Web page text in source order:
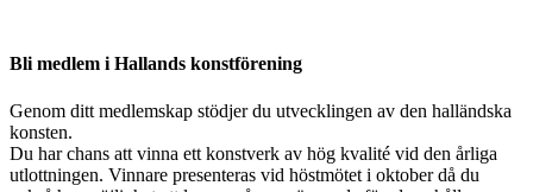
Bli medlem i Hallands konstförening
Genom ditt medlemskap stödjer du utvecklingen av den halländska
konsten.
Du har chans att vinna ett konstverk av hög kvalité vid den årliga
utlottningen. Vinnare presenteras vid höstmötet i oktober då du